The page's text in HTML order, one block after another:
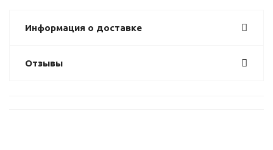
Информация о доставке
Отзывы